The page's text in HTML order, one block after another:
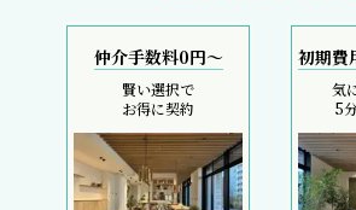
仲介手数料0円～
賢い選択で
お得に契約
初期費
気
5